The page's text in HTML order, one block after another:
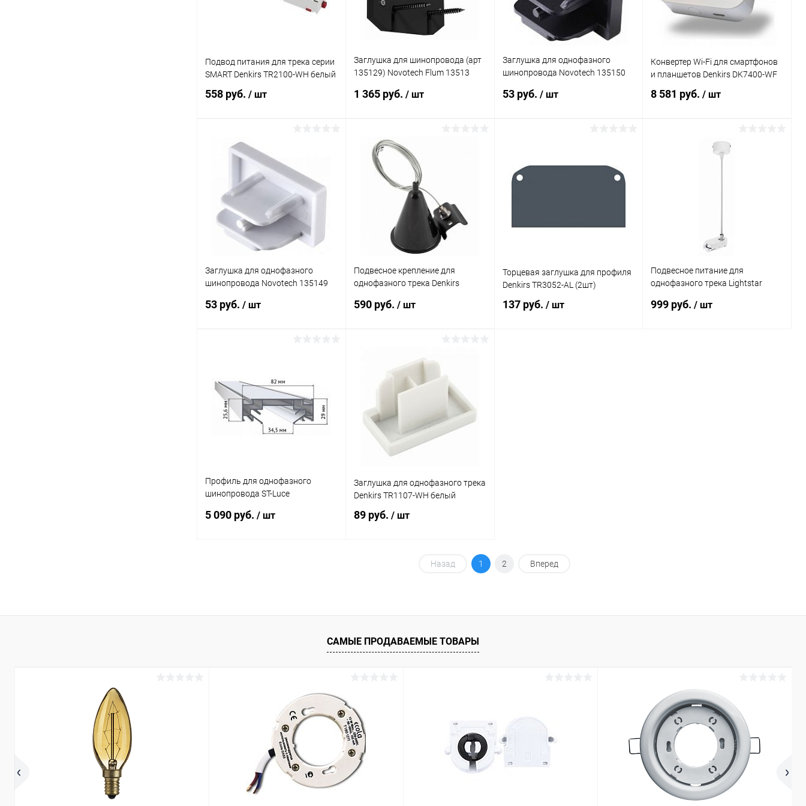
Подвод питания для трека серии
SMART Denkirs TR2100-WH белый
558 руб. / шт
Купить в 1 клик Сравнение
В избранное В наличии
Заглушка для шинопровода (арт
135129) Novotech Flum 13513
1 365 руб. / шт
Купить в 1 клик
В избранное
Заглушка для однофазного
шинопровода Novotech 135150
53 руб. / шт
Купить в 1 клик Сравнение
Конвертер Wi-Fi для смартфонов
и планшетов Denkirs DK7400-WF
8 581 руб./ шт
В корзину
Заглушка для однофазного
шинопровода Novotech 135149
53 руб. / шт
Купить в 1 клик Сравнение
В избранное В наличии
Подвесное крепление для
однофазного трека Denkirs
590 руб. / шт
Купить в 1 клик Сравнение
В избранное В наличии
Торцевая заглушка для профиля
Denkirs TR3052-AL (2шт)
137 руб. / шт
Подвесное питание для
однофазного трека Lightstar
999 руб./ шт
Профиль для однофазного
шинопровода ST-Luce
5 090 руб. / шт
В избранное В наличии
Заглушка для однофазного трека
Denkirs TR1107-WH белый
89 руб. / шт
В корзину
В избранное В наличии
Назад 1 2 Вперед
САМЫЕ ПРОДАВАЕМЫЕ ТОВАРЫ